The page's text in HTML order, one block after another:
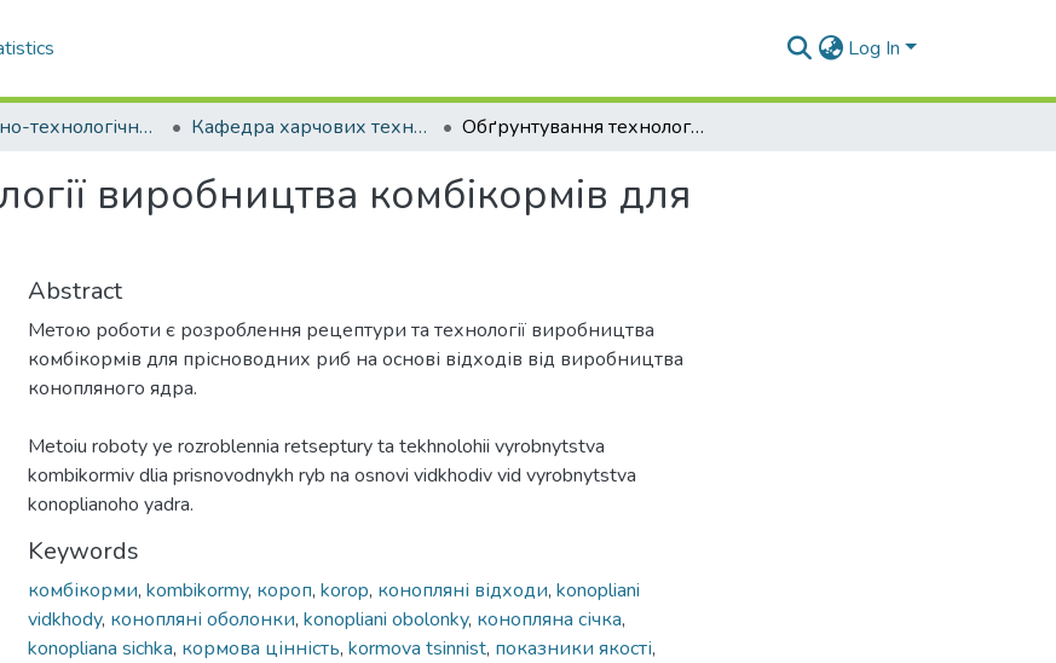
Log In
Інженерно-технологічний факультет Кафедра харчових технологій. Магістри Обґрунтування технології виробництва комбікормів для прісноводних риб
виробництва комбікормів для
Abstract
Метою роботи є розроблення рецептури та технології виробництва
комбікормів для прісноводних риб на основі відходів від виробництва
конопляного ядра.
Metoiu roboty ye rozroblennia retseptury ta tekhnolohii vyrobnytstva
kombikormiv dlia prisnovodnykh ryb na osnovi vidkhodiv vid vyrobnytstva
konoplianoho yadra.
Keywords
комбікорми, kombikormy, короп, korop, конопляні відходи, konopliani
vidkhody, конопляні оболонки, konopliani obolonky, конопляна січка,
konopliana sichka, кормова цінність, kormova tsinnist, показники якості,